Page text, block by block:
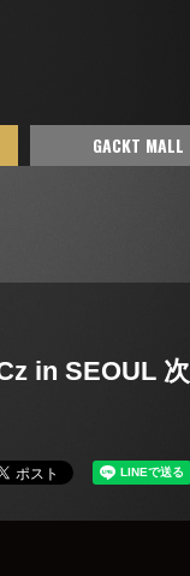
GACKT MALL
in SEOUL 次